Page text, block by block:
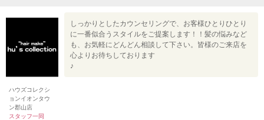
ハウズコレクシ
ョンイオンタウ
ン郡山店
スタッフ一同
しっかりとしたカウンセリングで、お客様ひとりひとり
に一番似合うスタイルをご提案します！！髪の悩みなど
も、お気軽にどんどん相談して下さい。皆様のご来店を
心よりお待ちしております
♪